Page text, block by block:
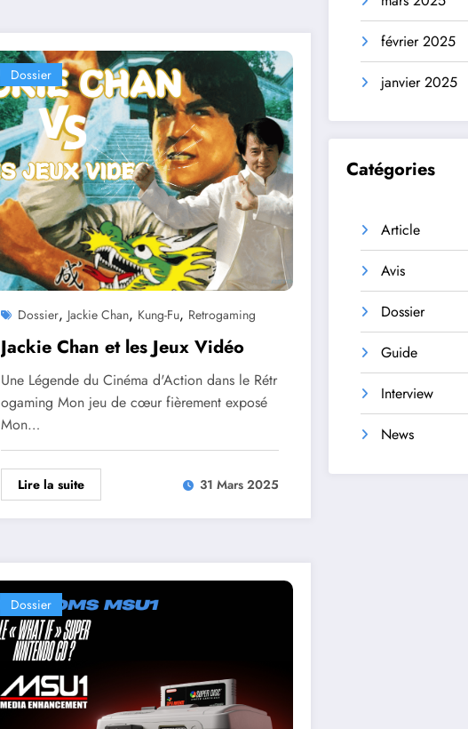
Dossier
Dossier, Jackie Chan, Kung-Fu, Retrogaming
Jackie Chan et les Jeux Vidéo
Une Légende du Cinéma d'Action dans le Rétr
ogaming Mon jeu de cœur fièrement exposé
Mon…
Lire la suite 31 Mars 2025
Dossier
février 2025
janvier 2025
Catégories
Article
Avis
Dossier
Guide
Interview
News